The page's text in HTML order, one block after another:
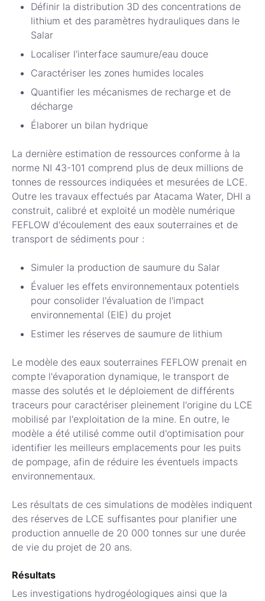
Définir la distribution 3D des concentrations de
lithium et des paramètres hydrauliques dans le
Salar
Localiser l'interface saumure/eau douce
Caractériser les zones humides locales
Quantifier les mécanismes de recharge et de
décharge
Élaborer un bilan hydrique
La dernière estimation de ressources conforme à la
norme NI 43-101 comprend plus de deux millions de
tonnes de ressources indiquées et mesurées de LCE.
Outre les travaux effectués par Atacama Water, DHI a
construit, calibré et exploité un modèle numérique
FEFLOW d'écoulement des eaux souterraines et de
transport de sédiments pour :
Simuler la production de saumure du Salar
Évaluer les effets environnementaux potentiels
pour consolider l'évaluation de l'impact
environnemental (EIE) du projet
Estimer les réserves de saumure de lithium
Le modèle des eaux souterraines FEFLOW prenait en
compte l'évaporation dynamique, le transport de
masse des solutés et le déploiement de différents
traceurs pour caractériser pleinement l'origine du LCE
mobilisé par l'exploitation de la mine. En outre, le
modèle a été utilisé comme outil d'optimisation pour
identifier les meilleurs emplacements pour les puits
de pompage, afin de réduire les éventuels impacts
environnementaux.
Les résultats de ces simulations de modèles indiquent
des réserves de LCE suffisantes pour planifier une
production annuelle de 20 000 tonnes sur une durée
de vie du projet de 20 ans.
Résultats
Les investigations hydrogéologiques ainsi que la